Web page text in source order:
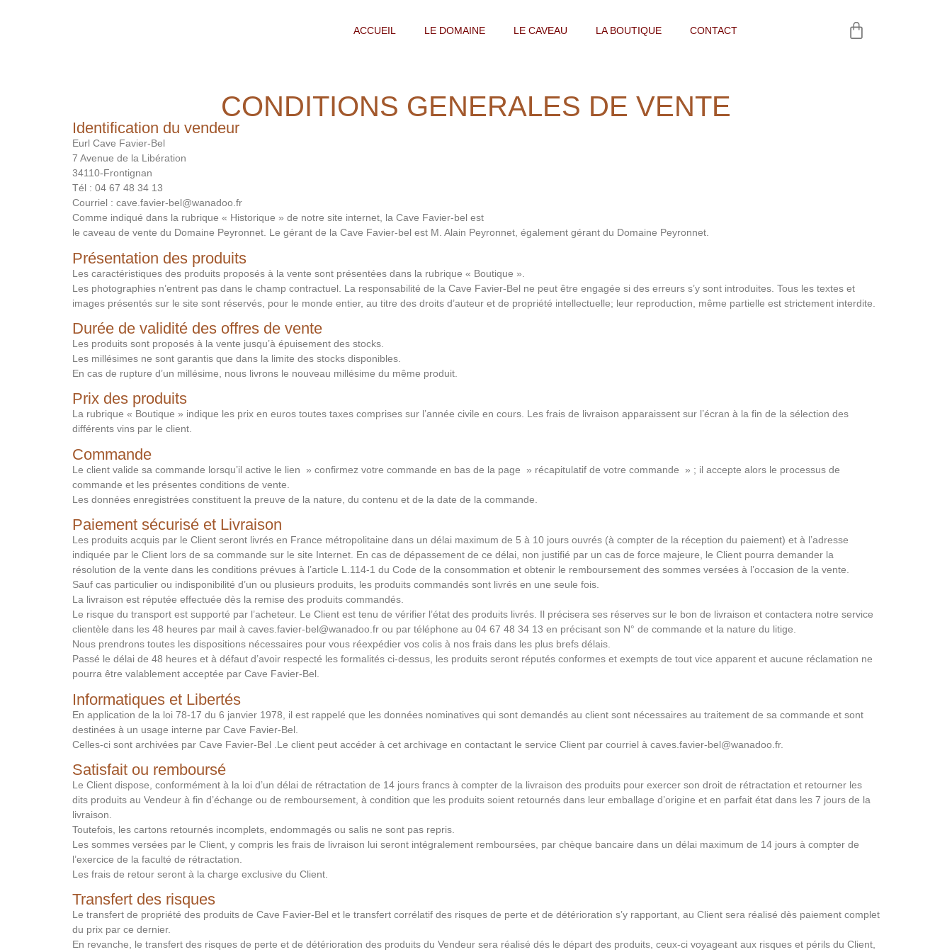
ACCUEIL LE DOMAINE LE CAVEAU LA BOUTIQUE CONTACT
CONDITIONS GENERALES DE VENTE
Identification du vendeur
Eurl Cave Favier-Bel
7 Avenue de la Libération
34110-Frontignan
Tél : 04 67 48 34 13
Courriel : cave.favier-bel@wanadoo.fr
Comme indiqué dans la rubrique « Historique » de notre site internet, la Cave Favier-bel est
le caveau de vente du Domaine Peyronnet. Le gérant de la Cave Favier-bel est M. Alain Peyronnet, également gérant du Domaine Peyronnet.
Présentation des produits
Les caractéristiques des produits proposés à la vente sont présentées dans la rubrique « Boutique ».
Les photographies n’entrent pas dans le champ contractuel. La responsabilité de la Cave Favier-Bel ne peut être engagée si des erreurs s’y sont introduites. Tous les textes et
images présentés sur le site sont réservés, pour le monde entier, au titre des droits d’auteur et de propriété intellectuelle; leur reproduction, même partielle est strictement interdite.
Durée de validité des offres de vente
Les produits sont proposés à la vente jusqu’à épuisement des stocks.
Les millésimes ne sont garantis que dans la limite des stocks disponibles.
En cas de rupture d’un millésime, nous livrons le nouveau millésime du même produit.
Prix des produits
La rubrique « Boutique » indique les prix en euros toutes taxes comprises sur l’année civile en cours. Les frais de livraison apparaissent sur l’écran à la fin de la sélection des
différents vins par le client.
Commande
Le client valide sa commande lorsqu’il active le lien » confirmez votre commande en bas de la page » récapitulatif de votre commande » ; il accepte alors le processus de
commande et les présentes conditions de vente.
Les données enregistrées constituent la preuve de la nature, du contenu et de la date de la commande.
Paiement sécurisé et Livraison
Les produits acquis par le Client seront livrés en France métropolitaine dans un délai maximum de 5 à 10 jours ouvrés (à compter de la réception du paiement) et à l’adresse
indiquée par le Client lors de sa commande sur le site Internet. En cas de dépassement de ce délai, non justifié par un cas de force majeure, le Client pourra demander la
résolution de la vente dans les conditions prévues à l’article L.114-1 du Code de la consommation et obtenir le remboursement des sommes versées à l’occasion de la vente.
Sauf cas particulier ou indisponibilité d’un ou plusieurs produits, les produits commandés sont livrés en une seule fois.
La livraison est réputée effectuée dès la remise des produits commandés.
Le risque du transport est supporté par l’acheteur. Le Client est tenu de vérifier l’état des produits livrés. Il précisera ses réserves sur le bon de livraison et contactera notre service
clientèle dans les 48 heures par mail à caves.favier-bel@wanadoo.fr ou par téléphone au 04 67 48 34 13 en précisant son N° de commande et la nature du litige.
Nous prendrons toutes les dispositions nécessaires pour vous réexpédier vos colis à nos frais dans les plus brefs délais.
Passé le délai de 48 heures et à défaut d’avoir respecté les formalités ci-dessus, les produits seront réputés conformes et exempts de tout vice apparent et aucune réclamation ne
pourra être valablement acceptée par Cave Favier-Bel.
Informatiques et Libertés
En application de la loi 78-17 du 6 janvier 1978, il est rappelé que les données nominatives qui sont demandés au client sont nécessaires au traitement de sa commande et sont
destinées à un usage interne par Cave Favier-Bel.
Celles-ci sont archivées par Cave Favier-Bel .Le client peut accéder à cet archivage en contactant le service Client par courriel à caves.favier-bel@wanadoo.fr.
Satisfait ou remboursé
Le Client dispose, conformément à la loi d’un délai de rétractation de 14 jours francs à compter de la livraison des produits pour exercer son droit de rétractation et retourner les
dits produits au Vendeur à fin d’échange ou de remboursement, à condition que les produits soient retournés dans leur emballage d’origine et en parfait état dans les 7 jours de la
livraison.
Toutefois, les cartons retournés incomplets, endommagés ou salis ne sont pas repris.
Les sommes versées par le Client, y compris les frais de livraison lui seront intégralement remboursées, par chèque bancaire dans un délai maximum de 14 jours à compter de
l’exercice de la faculté de rétractation.
Les frais de retour seront à la charge exclusive du Client.
Transfert des risques
Le transfert de propriété des produits de Cave Favier-Bel et le transfert corrélatif des risques de perte et de détérioration s’y rapportant, au Client sera réalisé dès paiement complet
du prix par ce dernier.
En revanche, le transfert des risques de perte et de détérioration des produits du Vendeur sera réalisé dés le départ des produits, ceux-ci voyageant aux risques et périls du Client,